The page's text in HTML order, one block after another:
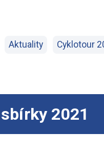
Aktuality Cyklotour
2021